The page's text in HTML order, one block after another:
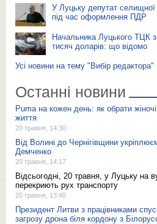
У Луцьку депутат
під час оформлення ПДР
Начальника Луцького ТЦК
тисяч доларів: що відомо
Усі новини на тему "Вибір редактора"
Останні новини
Puma на кожен день: як обрати жіночі
життя
20 травня, 14:30
Від Волині до Чернігівщини
Демченко
20 травня, 14:17
Відсьогодні, 20 травня, у Луцьку на
перекриють рух транспорту
20 травня, 13:40
Президент Литви з працівниками
загрозу дрона біля кордону з